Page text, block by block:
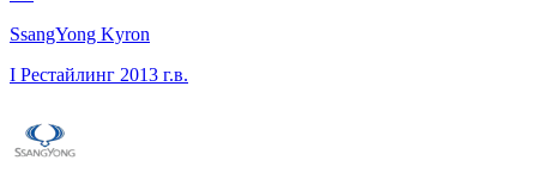
SsangYong Kyron
I Рестайлинг 2013 г.в.